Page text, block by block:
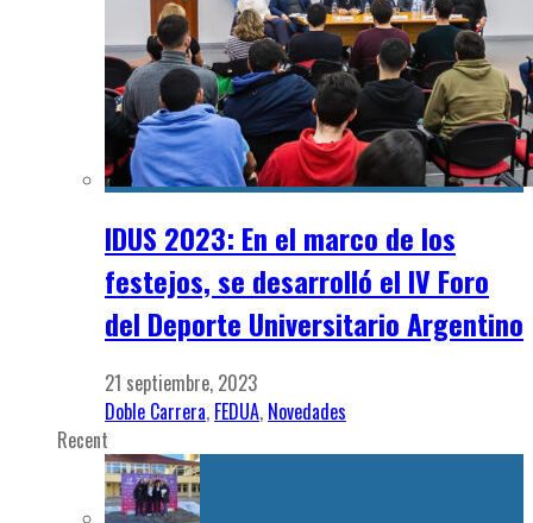
IDUS 2023: En el marco de los
festejos, se desarrolló el IV Foro
del Deporte Universitario Argentino
21 septiembre, 2023
Doble Carrera, FEDUA, Novedades
Recent